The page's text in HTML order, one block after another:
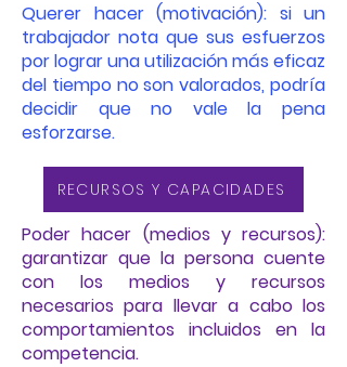
Querer hacer (motivación): si un
trabajador nota que sus esfuerzos
por lograr una utilización más eficaz
del tiempo no son valorados, podría
decidir que no vale la pena
esforzarse.
RECURSOS Y CAPACIDADES
Poder hacer (medios y recursos):
garantizar que la persona cuente
con los medios y recursos
necesarios para llevar a cabo los
comportamientos incluidos en la
competencia.